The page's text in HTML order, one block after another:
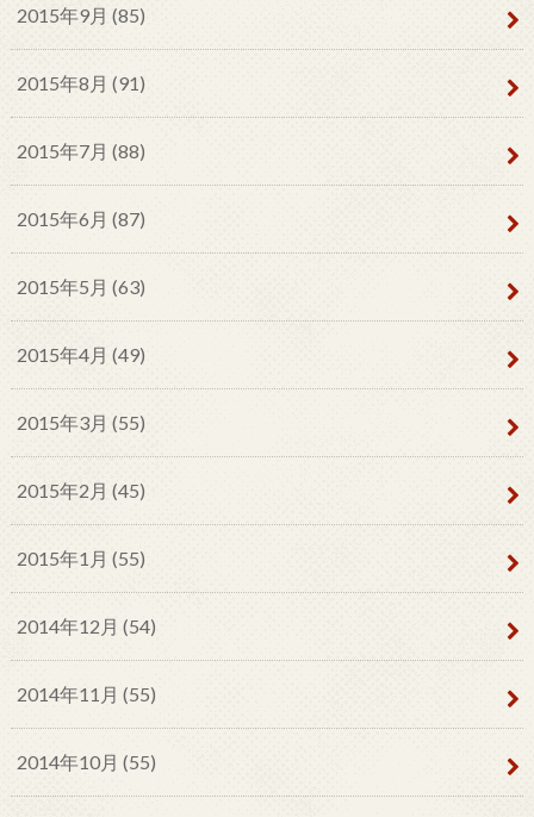
2015年9月 (85)
2015年8月 (91)
2015年7月 (88)
2015年6月 (87)
2015年5月 (63)
2015年4月 (49)
2015年3月 (55)
2015年2月 (45)
2015年1月 (55)
2014年12月 (54)
2014年11月 (55)
2014年10月 (55)